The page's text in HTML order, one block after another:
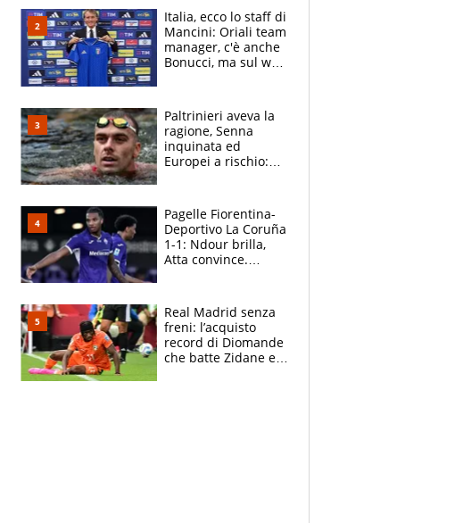
felice del mio livello"
Italia, ecco lo staff di
Mancini: Oriali team
manager, c'è anche
Bonucci, ma sul web
Paltrinieri aveva la
ragione, Senna
inquinata ed
Europei a rischio:
adesso
Pagelle Fiorentina-
Deportivo La Coruña
1-1: Ndour brilla,
Atta convince.
Real Madrid senza
freni: l’acquisto
record di Diomande
che batte Zidane e